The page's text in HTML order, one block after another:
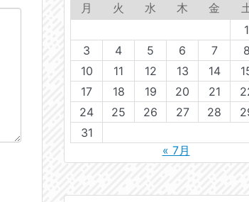
月
火 水 木 金
1
3
4 5 6 7 8
10
11 12 13 14
17
18 19 20 21
24
25 26 27 28
31
« 7月